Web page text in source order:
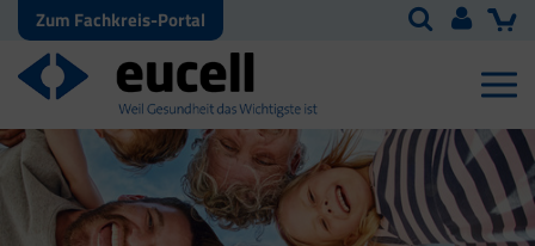
Zum Fachkreis-Portal